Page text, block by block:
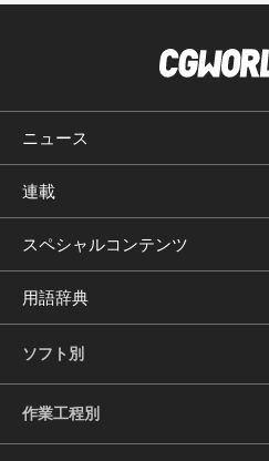
ニュース
連載
スペシャルコンテンツ
用語辞典
ソフト別
作業工程別